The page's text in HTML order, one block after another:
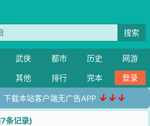
搜索
武侠 都市 历史
网游
其他 排行 完本 登录
下载本站客户端无广告APP ↓↓↓
条记录)